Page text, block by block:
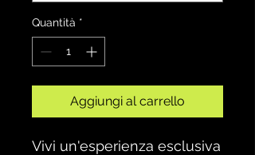
Quantità *
Aggiungi al carrello
Vivi un'esperienza esclusiva